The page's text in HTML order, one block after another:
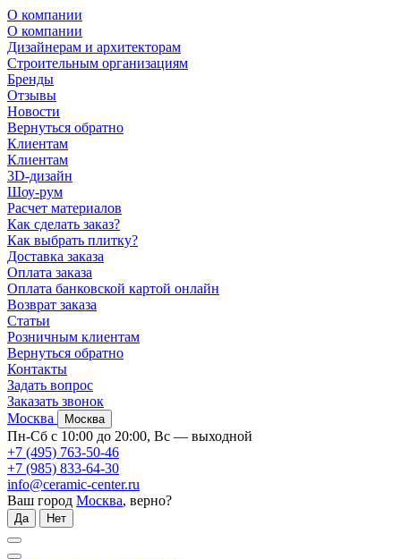
О компании
О компании
Дизайнерам и архитекторам
Строительным организациям
Бренды
Отзывы
Новости
Вернуться обратно
Клиентам
Клиентам
3D-дизайн
Шоу-рум
Расчет материалов
Как сделать заказ?
Как выбрать плитку?
Доставка заказа
Оплата заказа
Оплата банковской картой онлайн
Возврат заказа
Статьи
Розничным клиентам
Вернуться обратно
Контакты
Задать вопрос
Заказать звонок
Москва
Москва
Пн-Сб с 10:00 до 20:00, Вс — выходной
+7 (495) 763-50-46
+7 (985) 833-64-30
info@ceramic-center.ru
Ваш город Москва, верно?
Да Нет